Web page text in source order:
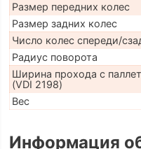
Размер передних колес
Размер задних колес
Число колес спереди/
Радиус поворота
Ширина прохода с
(VDI 2198)
Вес
Информация